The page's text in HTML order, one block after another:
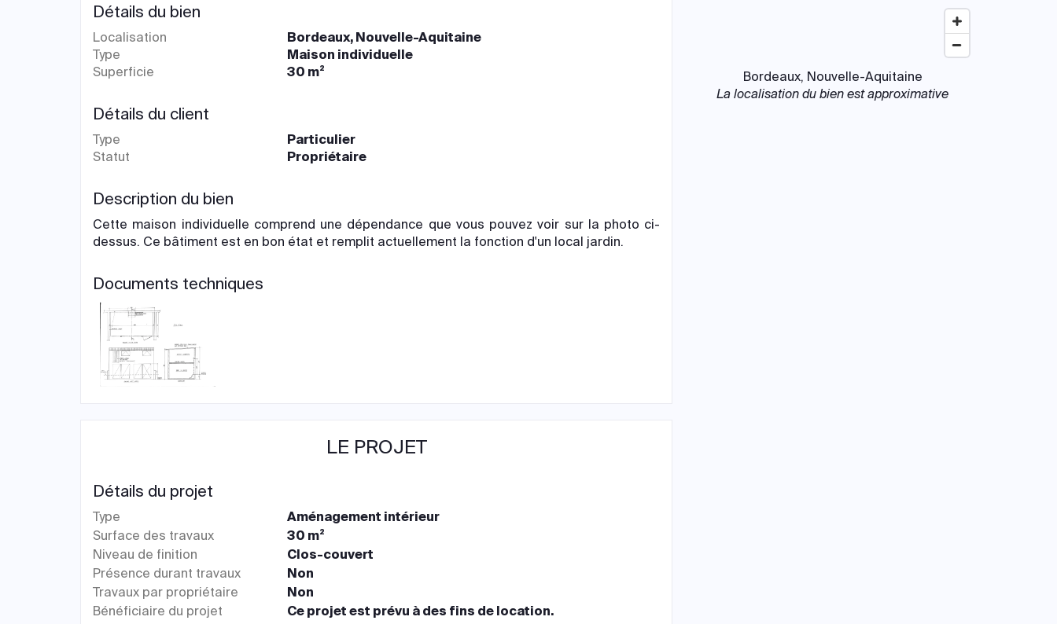
Bordeaux, Nouvelle-Aquitaine
La localisation du bien est approximative
Détails du bien
Localisation
Bordeaux, Nouvelle-Aquitaine
Type
Maison individuelle
Superficie
30 m²
Détails du client
Type
Particulier
Statut
Propriétaire
Description du bien
Cette maison individuelle comprend une dépendance que vous pouvez voir sur la photo ci-
dessus. Ce bâtiment est en bon état et remplit actuellement la fonction d'un local jardin.
Documents techniques
LE PROJET
Détails du projet
Type
Aménagement intérieur
Surface des travaux
30 m²
Niveau de finition
Clos-couvert
Présence durant travaux
Non
Travaux par propriétaire
Non
Bénéficiaire du projet
Ce projet est prévu à des fins de location.